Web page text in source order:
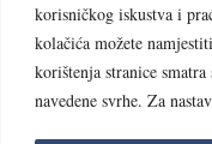
korisničkog iskustva i
kolačića možete
korištenja stranice smatra
navedene svrhe. Za
© PROVINCIJA